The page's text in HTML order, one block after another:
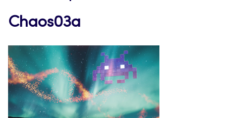
Chaos03a